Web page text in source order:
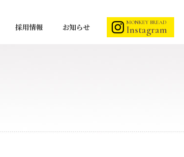
MONKEY BREAD
Instagram
採用情報 お知らせ